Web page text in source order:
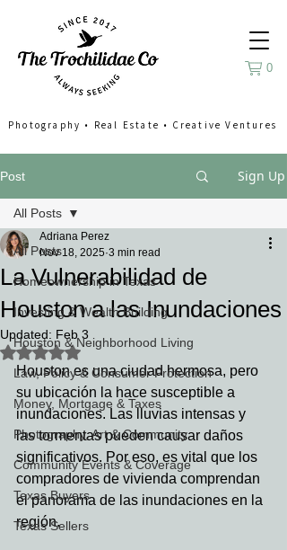
0
Photography • Real Estate • Creative Ventures
Post Sign Up
All Posts
Homeownership in Texas
Investing & Wealth Building
Houston & Neighborhood Living
Law, Policy & Consumer Protection
Money, Mortgage & Taxes
Photography, Art & Community
Community Events & Coverage
Texas Buyers
Texas Sellers
All Posts
La Vulnerabilidad de
Houston a las Inundaciones
Adriana Perez
Nov 18, 2025 3 min read
Updated: Feb 3
Rated NaN out of 5 stars.
Houston es una ciudad hermosa, pero
su ubicación la hace susceptible a
inundaciones. Las lluvias intensas y
las tormentas pueden causar daños
significativos. Por eso, es vital que los
compradores de vivienda comprendan
el panorama de las inundaciones en la
región.